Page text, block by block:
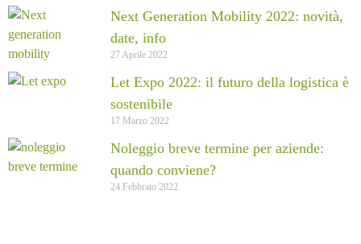
Next Generation Mobility 2022: novità,
date, info
27 Aprile 2022
Let Expo 2022: il futuro della logistica è
sostenibile
17 Marzo 2022
Noleggio breve termine per aziende:
quando conviene?
24 Febbraio 2022